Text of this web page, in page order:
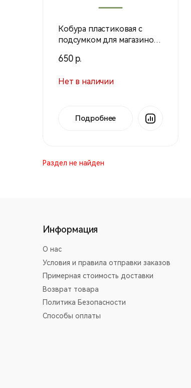
Кобура пластиковая с
подсумком для магазинов
650 р.
Нет в наличии
Подробнее
Раздел не найден
Информация
О нас
Условия и правила отправки заказов
Примерная стоимость доставки
Возврат товара
Политика Безопасности
Способы оплаты